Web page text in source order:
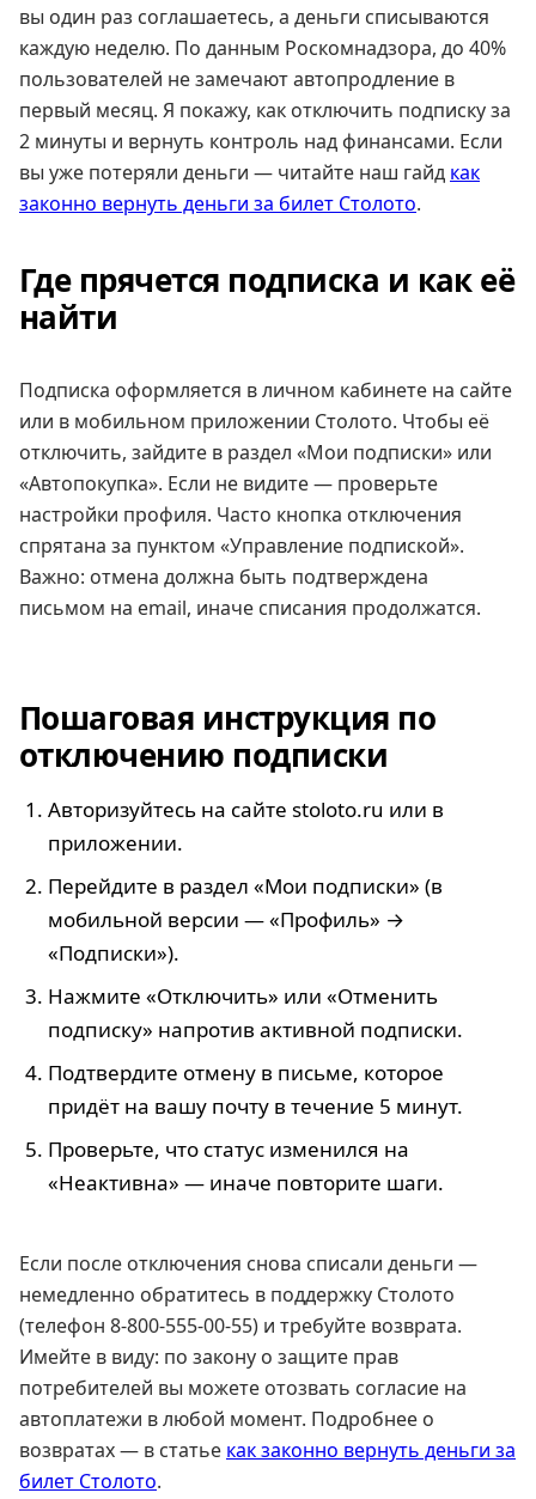
вы один раз соглашаетесь, а деньги списываются
каждую неделю. По данным Роскомнадзора, до 40%
пользователей не замечают автопродление в
первый месяц. Я покажу, как отключить подписку за
2 минуты и вернуть контроль над финансами. Если
вы уже потеряли деньги — читайте наш гайд как
законно вернуть деньги за билет Столото.
Где прячется подписка и как её
найти
Подписка оформляется в личном кабинете на сайте
или в мобильном приложении Столото. Чтобы её
отключить, зайдите в раздел «Мои подписки» или
«Автопокупка». Если не видите — проверьте
настройки профиля. Часто кнопка отключения
спрятана за пунктом «Управление подпиской».
Важно: отмена должна быть подтверждена
письмом на email, иначе списания продолжатся.
Пошаговая инструкция по
отключению подписки
Авторизуйтесь на сайте stoloto.ru или в
приложении.
Перейдите в раздел «Мои подписки» (в
мобильной версии — «Профиль» →
«Подписки»).
Нажмите «Отключить» или «Отменить
подписку» напротив активной подписки.
Подтвердите отмену в письме, которое
придёт на вашу почту в течение 5 минут.
Проверьте, что статус изменился на
«Неактивна» — иначе повторите шаги.
Если после отключения снова списали деньги —
немедленно обратитесь в поддержку Столото
(телефон 8-800-555-00-55) и требуйте возврата.
Имейте в виду: по закону о защите прав
потребителей вы можете отозвать согласие на
автоплатежи в любой момент. Подробнее о
возвратах — в статье как законно вернуть деньги за
билет Столото.